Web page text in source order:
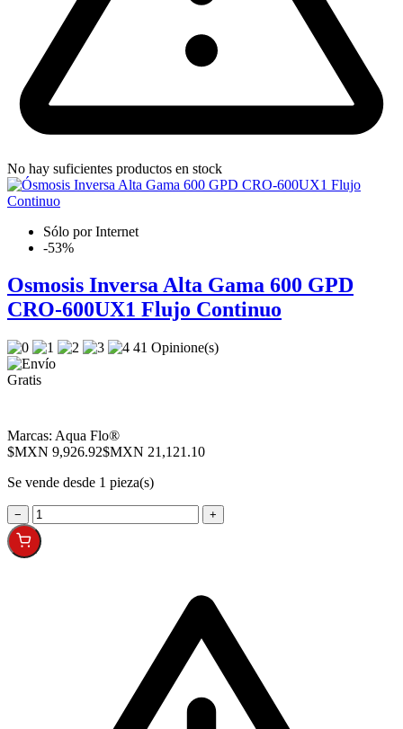
No hay suficientes productos en stock
Sólo por Internet
-53%
Osmosis Inversa Alta Gama 600 GPD
CRO-600UX1 Flujo Continuo
41 Opinione(s)
Marcas: Aqua Flo®
$MXN 9,926.92$MXN 21,121.10
Se vende desde 1 pieza(s)
− +